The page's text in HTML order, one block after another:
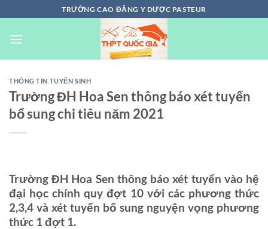
đến
nội
TRƯỜNG CAO ĐẲNG Y DƯỢC PASTEUR
THÔNG TIN TUYỂN SINH
Trường ĐH Hoa Sen thông báo xét tuyển
bổ sung chi tiêu năm 2021
Trường ĐH Hoa Sen thông báo xét tuyển vào hệ
đại học chính quy đợt 10 với các phương thức
2,3,4 và xét tuyển bổ sung nguyện vọng phương
thức 1 đợt 1.